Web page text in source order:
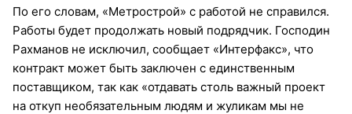
По его словам, «Метрострой» с работой не справился.
Работы будет продолжать новый подрядчик. Господин
Рахманов не исключил, сообщает «Интерфакс», что
контракт может быть заключен с единственным
поставщиком, так как «отдавать столь важный проект
на откуп необязательным людям и жуликам мы не